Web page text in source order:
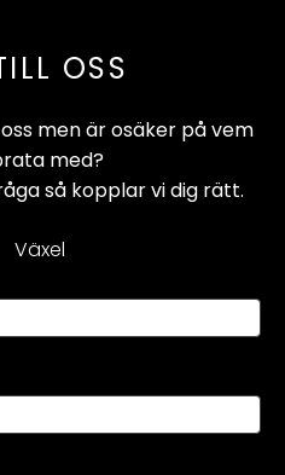
OSS
men är osäker på vem
med?
så kopplar vi dig rätt.
Växel